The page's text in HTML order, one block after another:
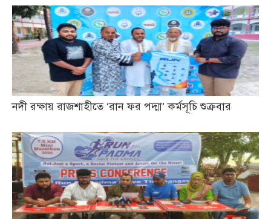
নদী রক্ষায় রাজশাহীতে ‘রান ফর পদ্মা’ কর্মসূচি শুক্রবার